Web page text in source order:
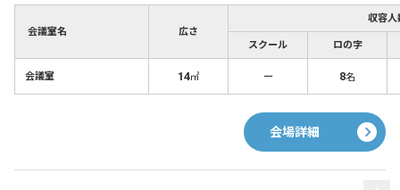
会議室名 広さ
収容人
スクール ロの字
会議室 14㎡ － 8名
会場詳細